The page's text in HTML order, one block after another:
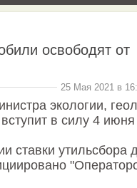
освободят от
25 Мая 2021 в
экологии,
в силу 4 июня
ставки утильсбора